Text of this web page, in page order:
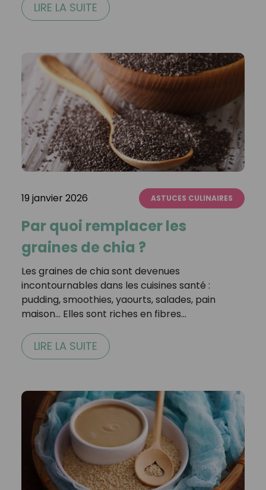
LIRE LA SUITE
19 janvier 2026 ASTUCES CULINAIRES
Par quoi remplacer les
graines de chia ?
Les graines de chia sont devenues
incontournables dans les cuisines santé :
pudding, smoothies, yaourts, salades, pain
maison… Elles sont riches en fibres…
LIRE LA SUITE